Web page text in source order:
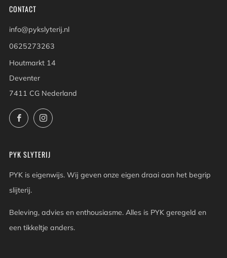
CONTACT
info@pykslyterij.nl
0625273263
Houtmarkt 14
Deventer
7411 CG Nederland
FacebookInstagram
PYK SLYTERIJ
PYK is eigenwijs. Wij geven onze eigen draai aan het begrip
slijterij.
Beleving, advies en enthousiasme. Alles is PYK geregeld en
een tikkeltje anders.